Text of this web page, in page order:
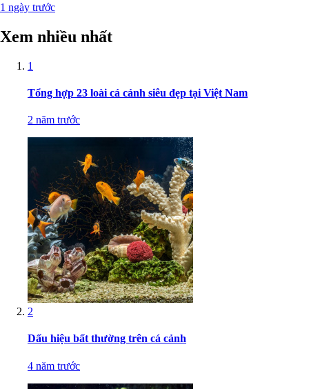
1 ngày trước
Xem nhiều nhất
1
Tổng hợp 23 loài cá cảnh siêu đẹp tại Việt Nam
2 năm trước
2
Dấu hiệu bất thường trên cá cảnh
4 năm trước